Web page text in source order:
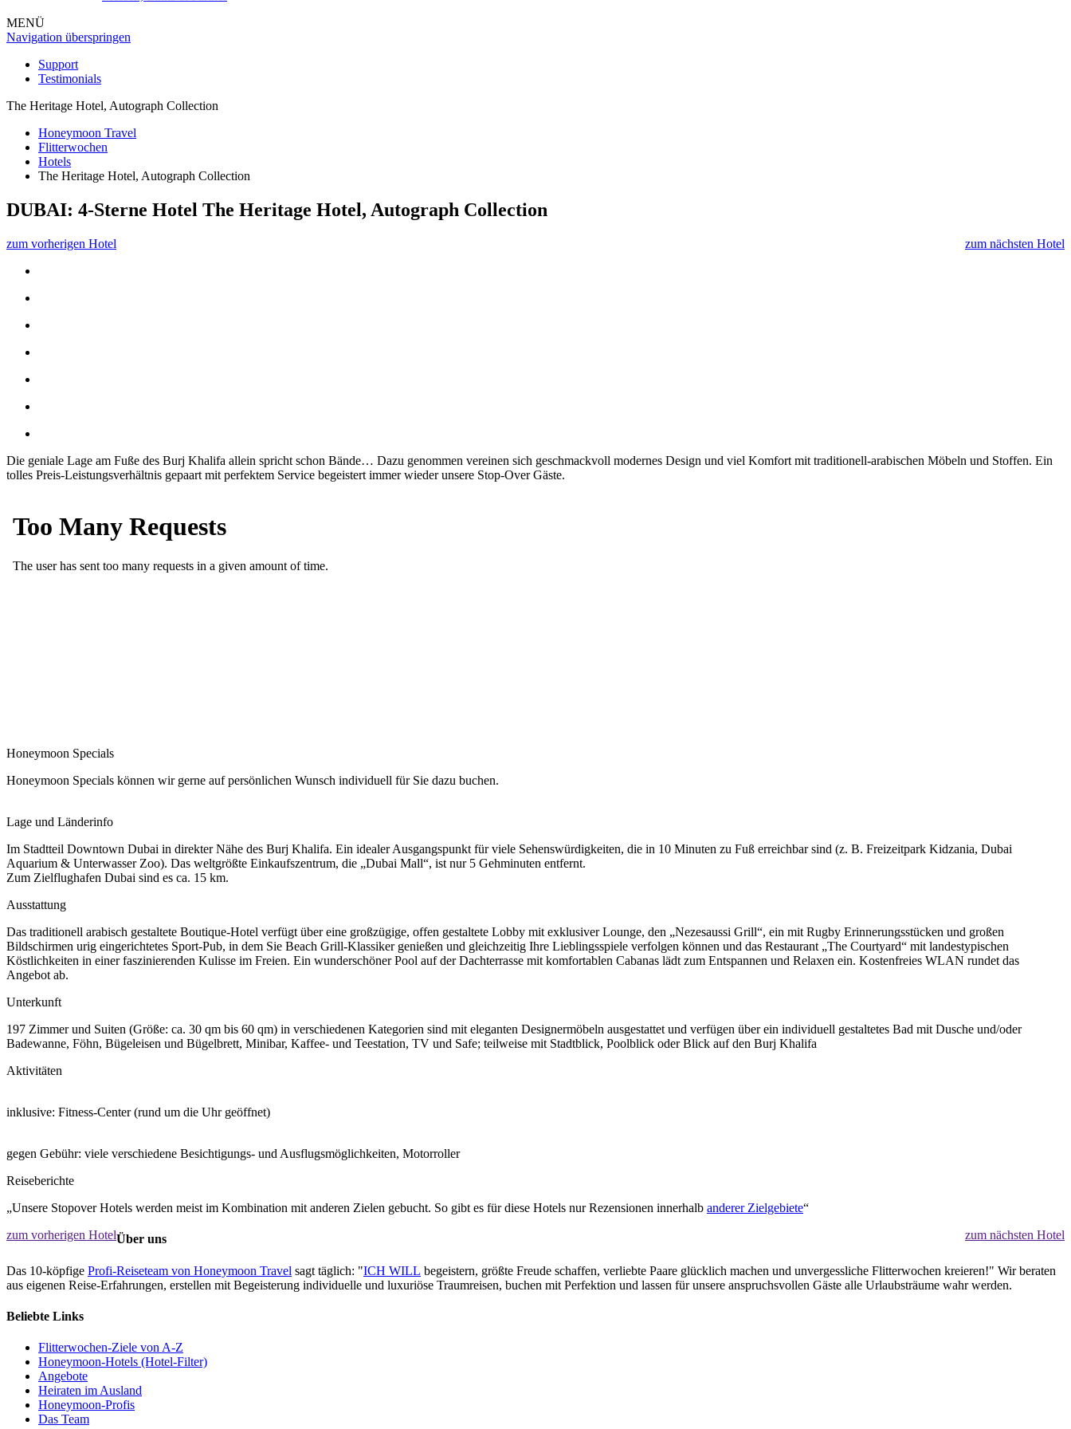
MENÜ
Navigation überspringen
Support
Testimonials
The Heritage Hotel, Autograph Collection
Honeymoon Travel
Flitterwochen
Hotels
The Heritage Hotel, Autograph Collection
DUBAI: 4-Sterne Hotel The Heritage Hotel, Autograph Collection
zum vorherigen Hotel zum nächsten Hotel
Die geniale Lage am Fuße des Burj Khalifa allein spricht schon Bände… Dazu genommen vereinen sich geschmackvoll modernes Design und viel Komfort mit traditionell-arabischen Möbeln und Stoffen. Ein
tolles Preis-Leistungsverhältnis gepaart mit perfektem Service begeistert immer wieder unsere Stop-Over Gäste.
Honeymoon Specials
Honeymoon Specials können wir gerne auf persönlichen Wunsch individuell für Sie dazu buchen.
Lage und Länderinfo
Im Stadtteil Downtown Dubai in direkter Nähe des Burj Khalifa. Ein idealer Ausgangspunkt für viele Sehenswürdigkeiten, die in 10 Minuten zu Fuß erreichbar sind (z. B. Freizeitpark Kidzania, Dubai
Aquarium & Unterwasser Zoo). Das weltgrößte Einkaufszentrum, die „Dubai Mall“, ist nur 5 Gehminuten entfernt.
Zum Zielflughafen Dubai sind es ca. 15 km.
Ausstattung
Das traditionell arabisch gestaltete Boutique-Hotel verfügt über eine großzügige, offen gestaltete Lobby mit exklusiver Lounge, den „Nezesaussi Grill“, ein mit Rugby Erinnerungsstücken und großen
Bildschirmen urig eingerichtetes Sport-Pub, in dem Sie Beach Grill-Klassiker genießen und gleichzeitig Ihre Lieblingsspiele verfolgen können und das Restaurant „The Courtyard“ mit landestypischen
Köstlichkeiten in einer faszinierenden Kulisse im Freien. Ein wunderschöner Pool auf der Dachterrasse mit komfortablen Cabanas lädt zum Entspannen und Relaxen ein. Kostenfreies WLAN rundet das
Angebot ab.
Unterkunft
197 Zimmer und Suiten (Größe: ca. 30 qm bis 60 qm) in verschiedenen Kategorien sind mit eleganten Designermöbeln ausgestattet und verfügen über ein individuell gestaltetes Bad mit Dusche und/oder
Badewanne, Föhn, Bügeleisen und Bügelbrett, Minibar, Kaffee- und Teestation, TV und Safe; teilweise mit Stadtblick, Poolblick oder Blick auf den Burj Khalifa
Aktivitäten
inklusive: Fitness-Center (rund um die Uhr geöffnet)
gegen Gebühr: viele verschiedene Besichtigungs- und Ausflugsmöglichkeiten, Motorroller
Reiseberichte
„Unsere Stopover Hotels werden meist im Kombination mit anderen Zielen gebucht. So gibt es für diese Hotels nur Rezensionen innerhalb anderer Zielgebiete“
zum vorherigen Hotel
zum nächsten Hotel
Über uns
Das 10-köpfige Profi-Reiseteam von Honeymoon Travel sagt täglich: "ICH WILL begeistern, größte Freude schaffen, verliebte Paare glücklich machen und unvergessliche Flitterwochen kreieren!" Wir beraten
aus eigenen Reise-Erfahrungen, erstellen mit Begeisterung individuelle und luxuriöse Traumreisen, buchen mit Perfektion und lassen für unsere anspruchsvollen Gäste alle Urlaubsträume wahr werden.
Beliebte Links
Flitterwochen-Ziele von A-Z
Honeymoon-Hotels (Hotel-Filter)
Angebote
Heiraten im Ausland
Honeymoon-Profis
Das Team